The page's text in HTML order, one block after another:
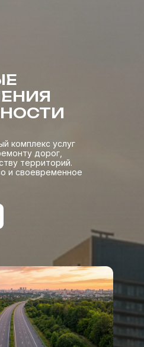
комплекс услуг
дорог,
территорий.
и своевременное